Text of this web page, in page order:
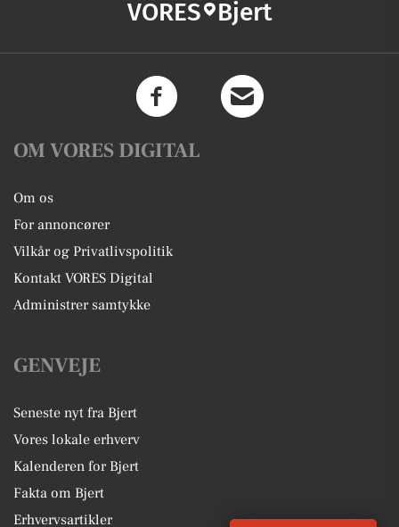
VORES Bjert
OM VORES DIGITAL
Om os
For annoncører
Vilkår og Privatlivspolitik
Kontakt VORES Digital
Administrer samtykke
GENVEJE
Seneste nyt fra Bjert
Vores lokale erhverv
Kalenderen for Bjert
Fakta om Bjert
Erhvervsartikler